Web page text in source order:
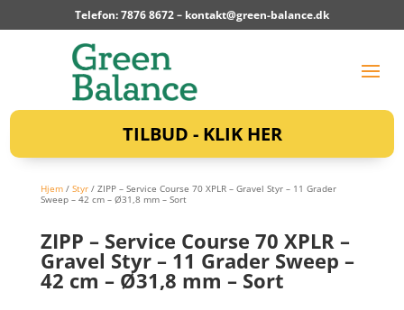
Telefon: 7876 8672 – kontakt@green-balance.dk
TILBUD - KLIK HER
Hjem/ Styr/ ZIPP – Service Course 70 XPLR – Gravel Styr – 11 Grader
Sweep – 42 cm – Ø31,8 mm – Sort
ZIPP – Service Course 70 XPLR –
Gravel Styr – 11 Grader Sweep –
42 cm – Ø31,8 mm – Sort